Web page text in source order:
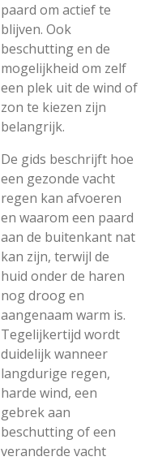
paard om actief te
blijven. Ook
beschutting en de
mogelijkheid om zelf
een plek uit de wind of
zon te kiezen zijn
belangrijk.
De gids beschrijft hoe
een gezonde vacht
regen kan afvoeren
en waarom een paard
aan de buitenkant nat
kan zijn, terwijl de
huid onder de haren
nog droog en
aangenaam warm is.
Tegelijkertijd wordt
duidelijk wanneer
langdurige regen,
harde wind, een
gebrek aan
beschutting of een
veranderde vacht